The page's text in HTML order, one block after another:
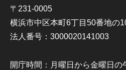
〒231-0005
横浜市中区本町6丁目50番地の
法人番号：3000020141003
開庁時間：月曜日から金曜日